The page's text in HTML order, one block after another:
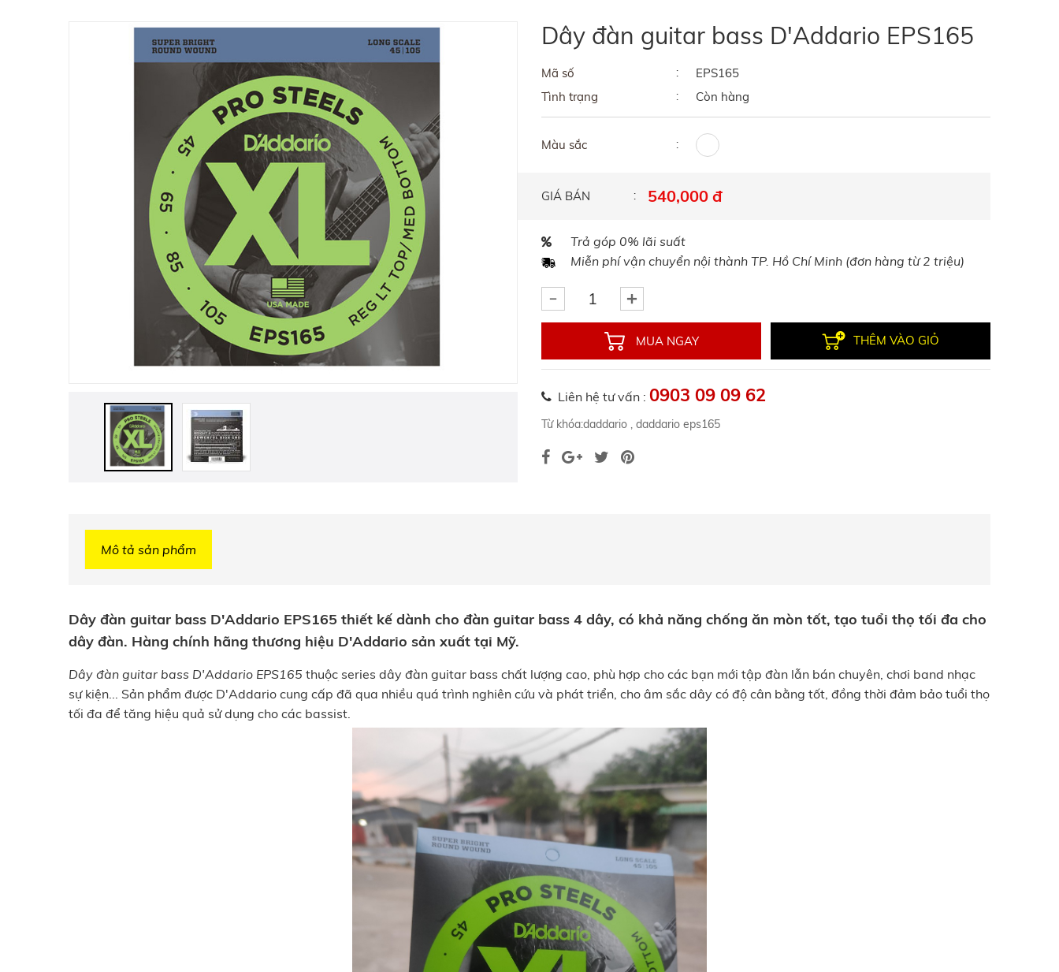
Dây đàn guitar bass D'Addario EPS165
Mã số
EPS165
Tình trạng
Còn hàng
Màu sắc
GIÁ BÁN 540,000 đ
Trả góp 0% lãi suất
Miễn phí vận chuyển nội thành TP. Hồ Chí Minh (đơn hàng từ 2 triệu)
MUA NGAY THÊM VÀO GIỎ
Liên hệ tư vấn : 0903 09 09 62
Từ khóa:daddario , daddario eps165
Mô tả sản phẩm
Dây đàn guitar bass D'Addario EPS165 thiết kế dành cho đàn guitar bass 4 dây, có khả năng chống ăn mòn tốt, tạo tuổi thọ tối đa cho
dây đàn. Hàng chính hãng thương hiệu D'Addario sản xuất tại Mỹ.
Dây đàn guitar bass D'Addario EPS165 thuộc series dây đàn guitar bass chất lượng cao, phù hợp cho các bạn mới tập đàn lẫn bán chuyên, chơi band nhạc
sự kiện... Sản phẩm được D'Addario cung cấp đã qua nhiều quá trình nghiên cứu và phát triển, cho âm sắc dây có độ cân bằng tốt, đồng thời đảm bảo tuổi thọ
tối đa để tăng hiệu quả sử dụng cho các bassist.